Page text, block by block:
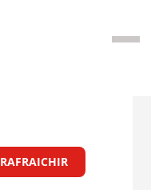
RAFRAICHIR